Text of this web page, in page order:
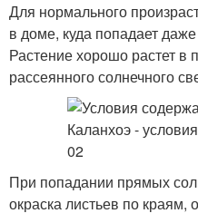
Для нормального
в доме, куда попадает
Растение хорошо растет в
рассеянного солнечного
При попадании прямых
окраска листьев по краям,